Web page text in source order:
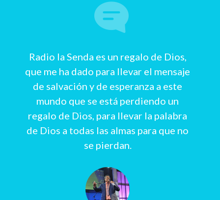
Radio la Senda es un regalo de Dios,
que me ha dado para llevar el mensaje
de salvación y de esperanza a este
mundo que se está perdiendo un
regalo de Dios, para llevar la palabra
de Dios a todas las almas para que no
se pierdan.